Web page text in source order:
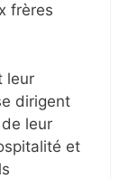
frères
leur
dirigent
leur
et